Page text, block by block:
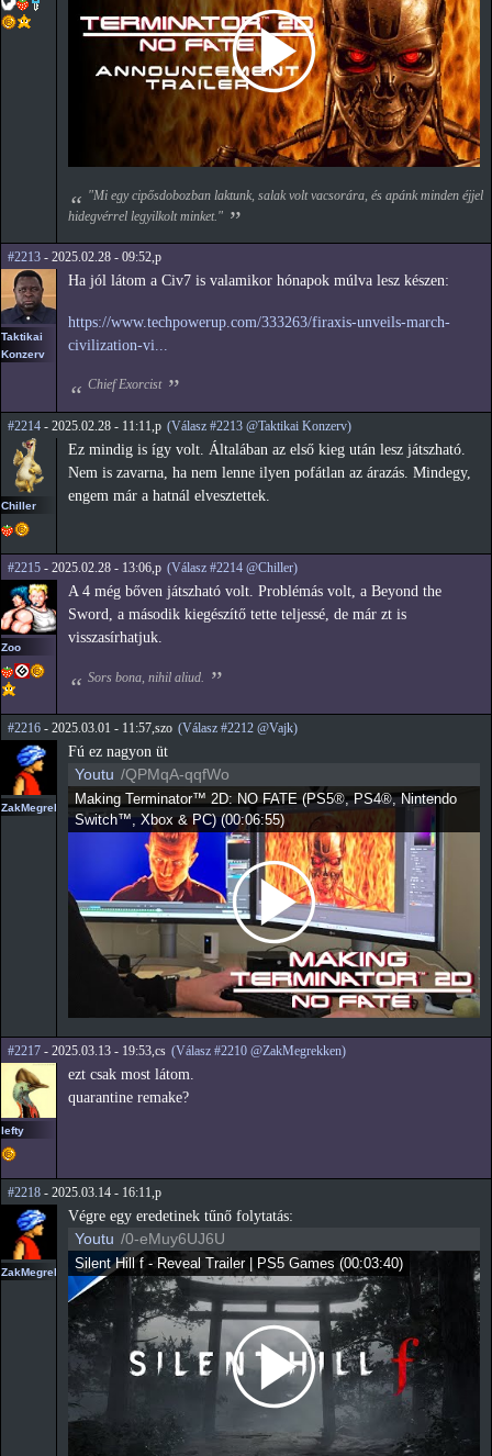
"Mi egy cipősdobozban laktunk, salak volt vacsorára, és apánk minden éjjel
hidegvérrel legyilkolt minket."
#2213 - 2025.02.28 - 09:52,p
Taktikai
Konzerv
Ha jól látom a Civ7 is valamikor hónapok múlva lesz készen:
https://www.techpowerup.com/333263/firaxis-unveils-march-
civilization-vi...
Chief Exorcist
#2214 - 2025.02.28 - 11:11,p (Válasz #2213 @Taktikai Konzerv)
Chiller
Ez mindig is így volt. Általában az első kieg után lesz játszható.
Nem is zavarna, ha nem lenne ilyen pofátlan az árazás. Mindegy,
engem már a hatnál elvesztettek.
#2215 - 2025.02.28 - 13:06,p (Válasz #2214 @Chiller)
Zoo
A 4 még bőven játszható volt. Problémás volt, a Beyond the
Sword, a második kiegészítő tette teljessé, de már zt is
visszasírhatjuk.
Sors bona, nihil aliud.
#2216 - 2025.03.01 - 11:57,szo (Válasz #2212 @Vajk)
ZakMegrekken
Fú ez nagyon üt
Youtu /QPMqA-qqfWo
Making Terminator™ 2D: NO FATE (PS5®, PS4®, Nintendo
Switch™, Xbox & PC)(00:06:55)
#2217 - 2025.03.13 - 19:53,cs (Válasz #2210 @ZakMegrekken)
lefty
ezt csak most látom.
quarantine remake?
#2218 - 2025.03.14 - 16:11,p
ZakMegrekken
Végre egy eredetinek tűnő folytatás:
Youtu /0-eMuy6UJ6U
Silent Hill f - Reveal Trailer | PS5 Games (00:03:40)